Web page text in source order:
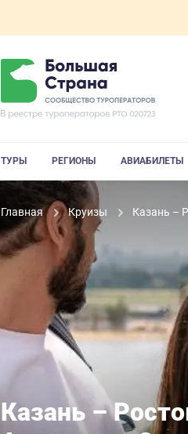
ТУРЫ РЕГИОНЫ АВИАБИЛЕТЫ
Главная Круизы Казань –
Казань –